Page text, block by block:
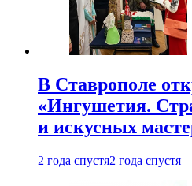
В Ставрополе
«Ингушетия.
и искусных
2 года спустя2 года спустя